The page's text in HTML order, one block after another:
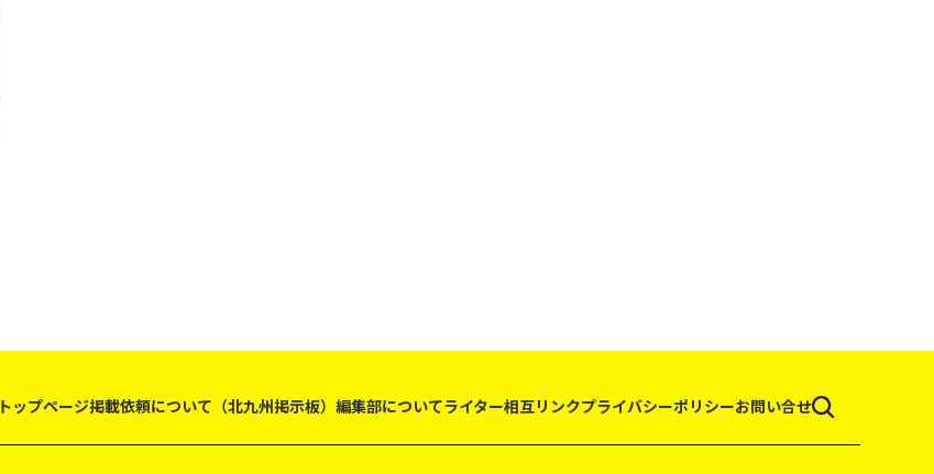
トップページ掲載依頼について（北九州掲示板） 編集部についてライター相互リンクプライバシーポリシーお問い合せ